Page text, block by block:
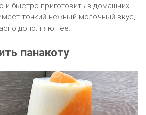
и быстро приготовить в домашних
тонкий нежный молочный вкус,
дополняют ее.
панакоту